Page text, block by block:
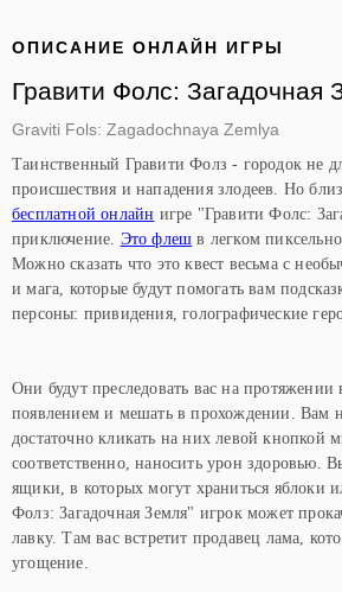
ОПИСАНИЕ ОНЛАЙН ИГРЫ
Гравити Фолс: Загадочная
Graviti Fols: Zagadochnaya Zemlya
Таинственный Гравити Фолз - городок не
происшествия и нападения злодеев. Но
бесплатной онлайн игре "Гравити Фолс:
приключение. Это флеш в легком
Можно сказать что это квест весьма с
и мага, которые будут помогать вам
персоны: привидения, голографические
Они будут преследовать вас на
появлением и мешать в прохождении. Вам
достаточно кликать на них левой кнопкой
соответственно, наносить урон здоровью.
ящики, в которых могут храниться яблоки
Фолз: Загадочная Земля" игрок может
лавку. Там вас встретит продавец лама,
угощение.